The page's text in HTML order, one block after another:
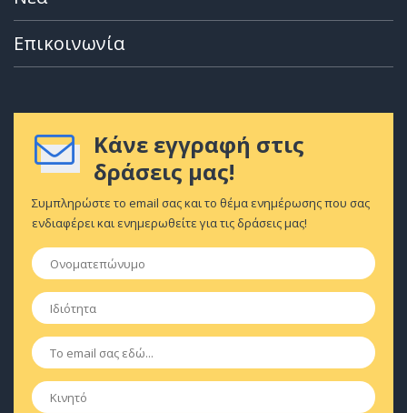
Επικοινωνία
Κάνε εγγραφή στις
δράσεις μας!
Συμπληρώστε το email σας και το θέμα ενημέρωσης που σας
ενδιαφέρει και ενημερωθείτε για τις δράσεις μας!
Ονοματεπώνυμο
Ιδιότητα
Email
Κινητό